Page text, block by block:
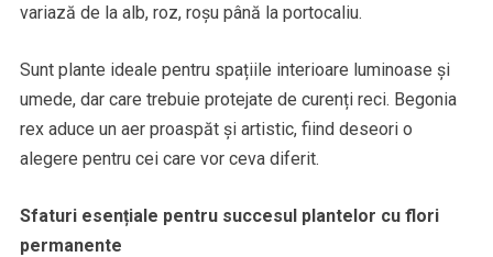
variază de la alb, roz, roșu până la portocaliu.
Sunt plante ideale pentru spațiile interioare luminoase și
umede, dar care trebuie protejate de curenți reci. Begonia
rex aduce un aer proaspăt și artistic, fiind deseori o
alegere pentru cei care vor ceva diferit.
Sfaturi esențiale pentru succesul plantelor cu flori
permanente